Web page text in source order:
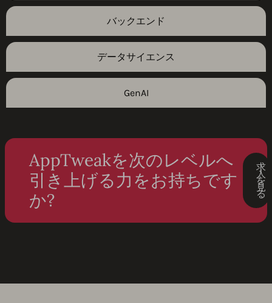
バックエンド
データサイエンス
GenAI
AppTweakを次のレベルへ
引き上げる力をお持ちです
か?
求
人
を
見
る